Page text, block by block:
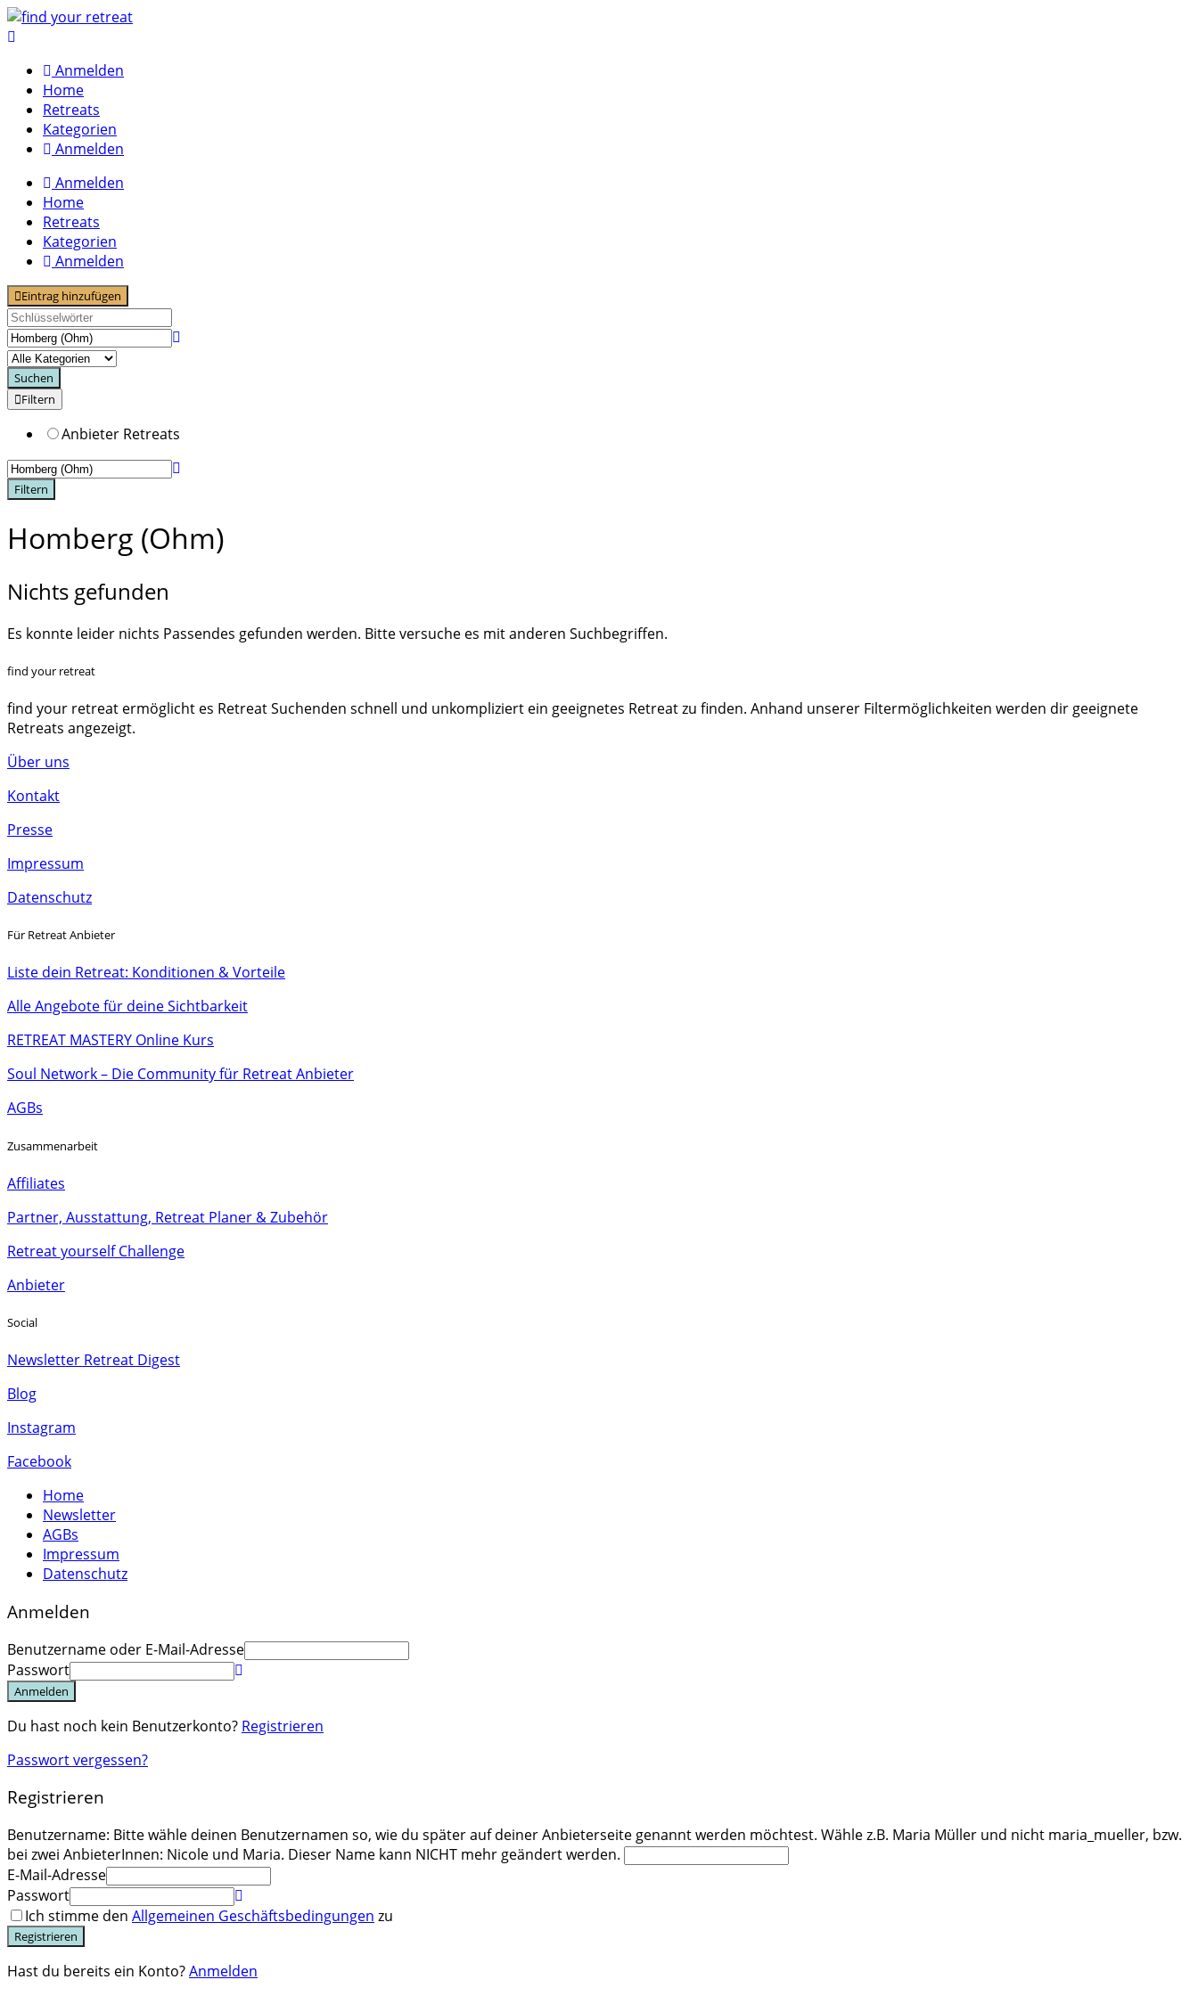
Skip
to
Anmelden
Home
Retreats
Kategorien
Anmelden
Anmelden
Home
Retreats
Kategorien
Anmelden
Eintrag hinzufügen
Suchen
Filtern
Anbieter Retreats
Filtern
Homberg (Ohm)
Nichts gefunden
Es konnte leider nichts Passendes gefunden werden. Bitte versuche es mit anderen Suchbegriffen.
find your retreat
find your retreat ermöglicht es Retreat Suchenden schnell und unkompliziert ein geeignetes Retreat zu finden. Anhand unserer Filtermöglichkeiten werden dir geeignete
Retreats angezeigt.
Über uns
Kontakt
Presse
Impressum
Datenschutz
Für Retreat Anbieter
Liste dein Retreat: Konditionen & Vorteile
Alle Angebote für deine Sichtbarkeit
RETREAT MASTERY Online Kurs
Soul Network – Die Community für Retreat Anbieter
AGBs
Zusammenarbeit
Affiliates
Partner, Ausstattung, Retreat Planer & Zubehör
Retreat yourself Challenge
Anbieter
Social
Newsletter Retreat Digest
Blog
Instagram
Facebook
Home
Newsletter
AGBs
Impressum
Datenschutz
Anmelden
Benutzername oder E-Mail-Adresse
Passwort
Anmelden
Du hast noch kein Benutzerkonto? Registrieren
Passwort vergessen?
Registrieren
Benutzername: Bitte wähle deinen Benutzernamen so, wie du später auf deiner Anbieterseite genannt werden möchtest. Wähle z.B. Maria Müller und nicht maria_mueller, bzw.
bei zwei AnbieterInnen: Nicole und Maria. Dieser Name kann NICHT mehr geändert werden.
E-Mail-Adresse
Passwort
Ich stimme den Allgemeinen Geschäftsbedingungen zu
Registrieren
Hast du bereits ein Konto?Anmelden